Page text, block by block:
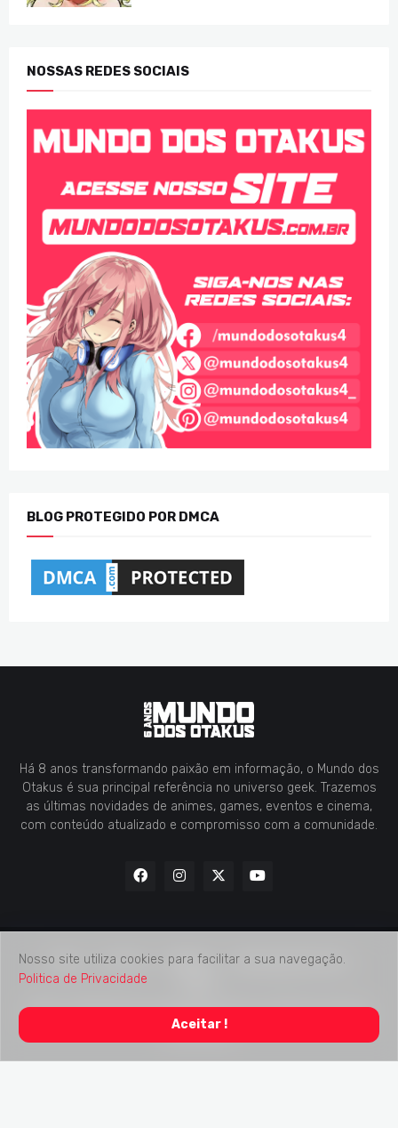
NOSSAS REDES SOCIAIS
BLOG PROTEGIDO POR DMCA
Há 8 anos transformando paixão em informação, o Mundo dos
Otakus é sua principal referência no universo geek. Trazemos
as últimas novidades de animes, games, eventos e cinema,
com conteúdo atualizado e compromisso com a comunidade.
Reservados
Home Contato Midia Kit
Verificação de Fatos
Nosso site utiliza cookies para facilitar a sua navegação.
Politica de Privacidade
Aceitar !